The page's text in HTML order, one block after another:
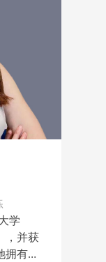
目
信优
自我
年
菲尔
霍奇
大学
学府
学
，并获
有多